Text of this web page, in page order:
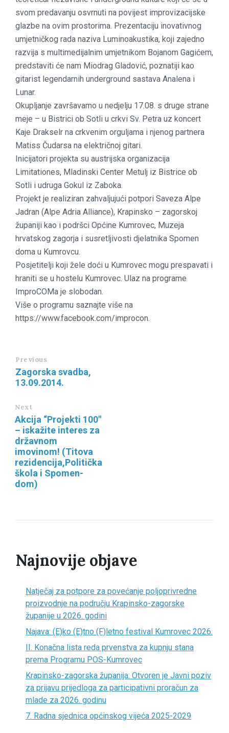
svom predavanju osvrnuti na povijest improvizacijske
glazbe na ovim prostorima. Prezentaciju inovativnog
umjetničkog rada naziva Luminoakustika, koji zajedno
razvija s multimedijalnim umjetnikom Bojanom Gagićem,
predstaviti će nam Miodrag Gladović, poznatiji kao
gitarist legendarnih underground sastava Analena i
Lunar.
Okupljanje završavamo u nedjelju 17.08. s druge strane
meje – u Bistrici ob Sotli u crkvi Sv. Petra uz koncert
Kaje Drakselr na crkvenim orguljama i njenog partnera
Matiss Čudarsa na električnoj gitari.
Inicijatori projekta su austrijska organizacija
Limitationes, Mladinski Center Metulj iz Bistrice ob
Sotli i udruga Gokul iz Zaboka.
Projekt je realiziran zahvaljujući potpori Saveza Alpe
Jadran (Alpe Adria Alliance), Krapinsko – zagorskoj
županiji kao i podršci Općine Kumrovec, Muzeja
hrvatskog zagorja i susretljivosti djelatnika Spomen
doma u Kumrovcu.
Posjetitelji koji žele doći u Kumrovec mogu prespavati i
hraniti se u hostelu Kumrovec. Ulaz na programe
ImproCOMa je slobodan.
Više o programu saznajte više na
https://www.facebook.com/improcon.
Previous
Zagorska svadba,
13.09.2014.
Next
Akcija “Projekti 100″
– iskažite interes za
državnom
imovinom! (Titova
rezidencija,Politička
škola i Spomen-
dom)
Najnovije objave
Natječaj za potpore za povećanje poljoprivredne
proizvodnje na području Krapinsko-zagorske
županije u 2026. godini
Najava: (E)ko (E)tno (F)letno festival Kumrovec 2026.
II. Konačna lista reda prvenstva za kupnju stana
prema Programu POS-Kumrovec
Krapinsko-zagorska županija: Otvoren je Javni poziv
za prijavu prijedloga za participativni proračun za
mlade za 2026. godinu
7. Radna sjednica općinskog vijeća 2025-2029